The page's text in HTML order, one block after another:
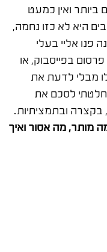
ביותר ואין כמעט
היא לא כזו נחמה,
פנו אליי בעלי
בפייסבוק, או
מבלי לדעת את
לסכם את
, בקצרה ובתמציתיות.
מותר, מה אסור ואיך